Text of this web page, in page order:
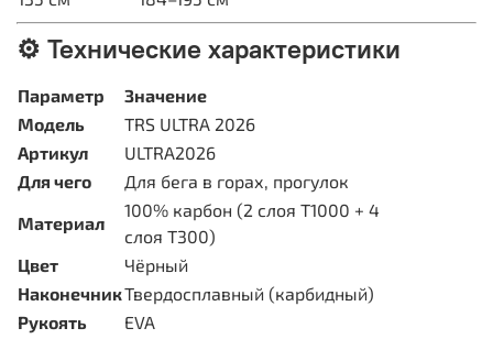
⚙️ Технические характеристики
Параметр
Значение
Модель
TRS ULTRA 2026
Артикул
ULTRA2026
Для чего
Для бега в горах, прогулок
Материал
100% карбон (2 слоя T1000 + 4
слоя T300)
Цвет
Чёрный
НаконечникТвердосплавный (карбидный)
Рукоять
EVA